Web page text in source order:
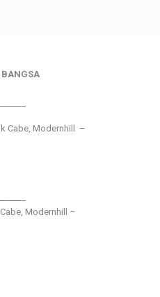
BANGSA
Cabe, Modernhill –
Modernhill –